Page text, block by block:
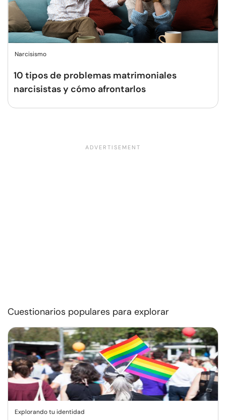
Narcisismo
10 tipos de problemas matrimoniales
narcisistas y cómo afrontarlos
Cuestionarios populares para explorar
Explorando tu identidad